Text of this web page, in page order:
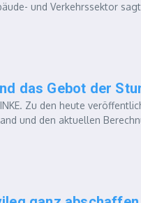
und Verkehrssektor
das Gebot der
Zu den heute
und den aktuellen